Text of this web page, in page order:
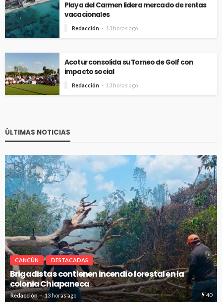
Playa del Carmen lidera mercado de rentas
vacacionales
Redacción 13 horas ago
Acotur consolida su Torneo de Golf con
impacto social
Redacción 13 horas ago
ÚLTIMAS NOTICIAS
CANCÚN DESTACADAS
Avanza en tiempo y forma la construcción de pozos
de absorción en Cancún
Redacción 13 horas ago 21